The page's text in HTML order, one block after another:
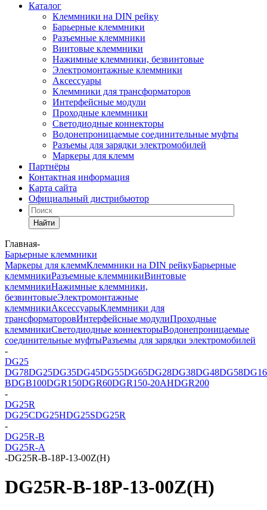
Каталог
Клеммники на DIN рейку
Барьерные клеммники
Разъемные клеммники
Винтовые клеммники
Нажимные клеммники, безвинтовые
Электромонтажные клеммники
Аксессуары
Клеммники для трансформаторов
Интерфейсные модули
Проходные клеммники
Светодиодные коннекторы
Водонепроницаемые соединительные муфты
Разъемы для зарядки электромобилей
Маркеры для клемм
Партнёры
Контактная информация
Карта сайта
Официальный дистрибьютор
Найти
Главная-
Барьерные клеммники
Маркеры для клеммКлеммники на DIN рейкуБарьерные
клеммникиРазъемные клеммникиВинтовые
клеммникиНажимные клеммники,
безвинтовыеЭлектромонтажные
клеммникиАксессуарыКлеммники для
трансформаторовИнтерфейсные модулиПроходные
клеммникиСветодиодные коннекторыВодонепроницаемые
соединительные муфтыРазъемы для зарядки электромобилей
-
DG25
DG78DG25DG35DG45DG55DG65DG28DG38DG48DG58DG16
BDGB100DGR150DGR60DGR150-20AHDGR200
-
DG25R
DG25CDG25HDG25SDG25R
-
DG25R-B
DG25R-A
-DG25R-B-18P-13-00Z(H)
DG25R-B-18P-13-00Z(H)